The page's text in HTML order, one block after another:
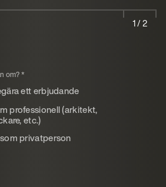
1 / 2
om?*
ett erbjudande
professionell (arkitekt,
etc.)
privatperson